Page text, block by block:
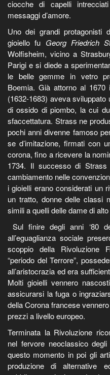
ciocche di capelli
messaggi d’amore.
Uno dei grandi protagonisti
gioiello fu Georg Friedrich
Wolfisheim, vicino a
Parigi e si diede a
le belle gemme in vetro
Boemia. Già attorno al 1670
(1632-1683) aveva sviluppato
di ossido di piombo, la cui
sfaccettatura. Strass ne
pochi anni divenne famoso
se d’imitazione, firmati con
corona, fino a ricevere la
1734. Il successo di
cambiamento nelle
i gioielli erano considerati un
un tratto, donne delle classi
simili a quelli delle dame di
Sul finire degli anni ‘80
all’eguaglianza sociale
scoppio della Rivoluzione
“periodo del Terrore”,
all’aristocrazia ed era
Molti gioielli vennero
assicurarsi la fuga o
della Corona francese
prezzi a livello europeo.
Terminata la Rivoluzione
nel fervore neoclassico
questo momento in poi gli
produzione di alternative